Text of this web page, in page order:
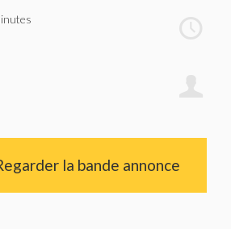
la bande annonce